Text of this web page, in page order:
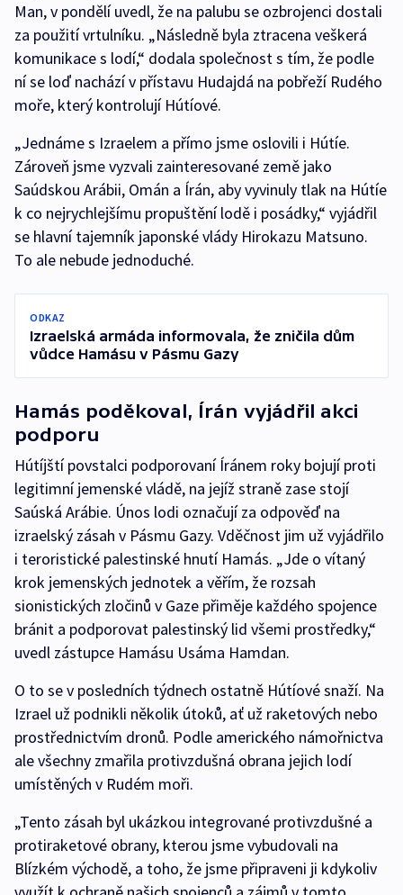
Man, v pondělí uvedl, že na palubu se ozbrojenci dostali
za použití vrtulníku. „Následně byla ztracena veškerá
komunikace s lodí,“ dodala společnost s tím, že podle
ní se loď nachází v přístavu Hudajdá na pobřeží Rudého
moře, který kontrolují Hútíové.
„Jednáme s Izraelem a přímo jsme oslovili i Hútíe.
Zároveň jsme vyzvali zainteresované země jako
Saúdskou Arábii, Omán a Írán, aby vyvinuly tlak na Hútíe
k co nejrychlejšímu propuštění lodě i posádky,“ vyjádřil
se hlavní tajemník japonské vlády Hirokazu Matsuno.
To ale nebude jednoduché.
ODKAZ
Izraelská armáda informovala, že zničila dům
vůdce Hamásu v Pásmu Gazy
Hamás poděkoval, Írán vyjádřil akci
podporu
Hútíjští povstalci podporovaní Íránem roky bojují proti
legitimní jemenské vládě, na jejíž straně zase stojí
Saúská Arábie. Únos lodi označují za odpověď na
izraelský zásah v Pásmu Gazy. Vděčnost jim už vyjádřilo
i teroristické palestinské hnutí Hamás. „Jde o vítaný
krok jemenských jednotek a věřím, že rozsah
sionistických zločinů v Gaze přiměje každého spojence
bránit a podporovat palestinský lid všemi prostředky,“
uvedl zástupce Hamásu Usáma Hamdan.
O to se v posledních týdnech ostatně Hútíové snaží. Na
Izrael už podnikli několik útoků, ať už raketových nebo
prostřednictvím dronů. Podle amerického námořnictva
ale všechny zmařila protivzdušná obrana jejich lodí
umístěných v Rudém moři.
„Tento zásah byl ukázkou integrované protivzdušné a
protiraketové obrany, kterou jsme vybudovali na
Blízkém východě, a toho, že jsme připraveni ji kdykoliv